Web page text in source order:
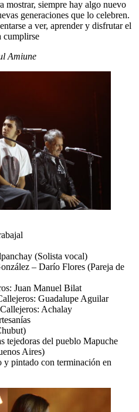
mostrar, siempre hay algo nuevo
generaciones que lo celebren.
a ver, aprender y disfrutar el
cumplirse
Amiune
(Solista vocal)
– Darío Flores (Pareja de
Juan Manuel Bilat
Guadalupe Aguilar
Achalay
tejedoras del pueblo Mapuche
Aires)
y pintado con terminación en